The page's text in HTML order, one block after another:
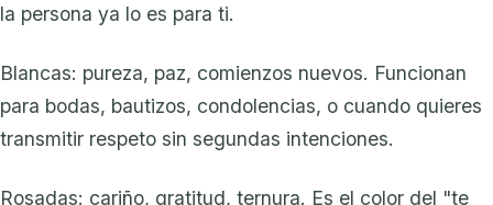
la persona ya lo es para ti.
Blancas: pureza, paz, comienzos nuevos. Funcionan
para bodas, bautizos, condolencias, o cuando quieres
transmitir respeto sin segundas intenciones.
Rosadas: cariño, gratitud, ternura. Es el color del "te